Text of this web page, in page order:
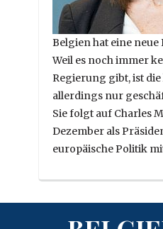
Belgien hat eine
Weil es noch immer
Regierung gibt, ist
allerdings nur
Sie folgt auf Charles
Dezember als
europäische Politik